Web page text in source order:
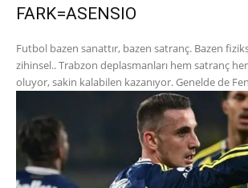
FARK=ASENSIO
Futbol bazen sanattır, bazen satranç. Bazen
zihinsel.. Trabzon deplasmanları hem satranç hem de zihinsel savaş
oluyor, sakin kalabilen kazanıyor. Genelde de